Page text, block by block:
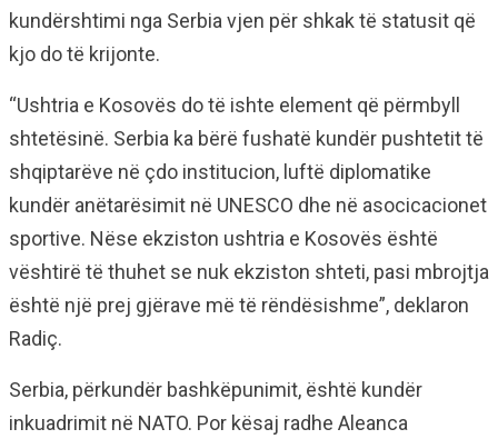
kundërshtimi nga Serbia vjen për shkak të statusit që
kjo do të krijonte.
“Ushtria e Kosovës do të ishte element që përmbyll
shtetësinë. Serbia ka bërë fushatë kundër pushtetit të
shqiptarëve në çdo institucion, luftë diplomatike
kundër anëtarësimit në UNESCO dhe në asocicacionet
sportive. Nëse ekziston ushtria e Kosovës është
vështirë të thuhet se nuk ekziston shteti, pasi mbrojtja
është një prej gjërave më të rëndësishme”, deklaron
Radiç.
Serbia, përkundër bashkëpunimit, është kundër
inkuadrimit në NATO. Por kësaj radhe Aleanca